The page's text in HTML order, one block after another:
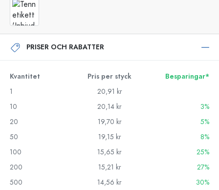
PRISER OCH RABATTER
Kvantitet Pris per styck
Besparingar*
1
20,91 kr
10
20,14 kr
3%
20
19,70 kr
5%
50
19,15 kr
8%
100
15,65 kr
25%
200
15,21 kr
27%
500
14,56 kr 30%